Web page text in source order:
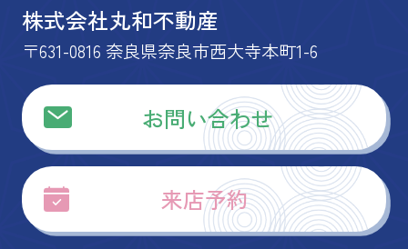
株式会社丸和不動産
〒631-0816 奈良県奈良市西大寺本町1-6
お問い合わせ
来店予約